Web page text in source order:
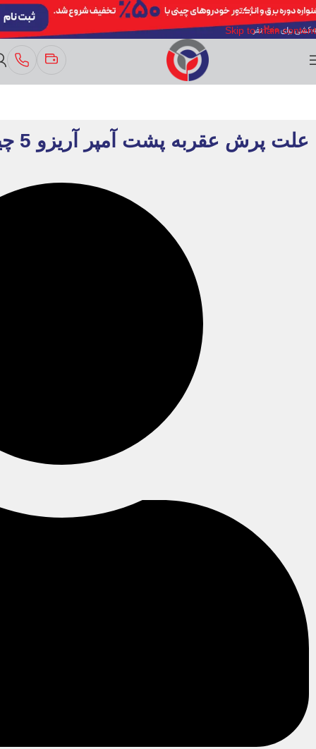
Skip to navigation
Skip to main content
علت پرش عقربه پشت آمپر آریزو 5 چیست؟